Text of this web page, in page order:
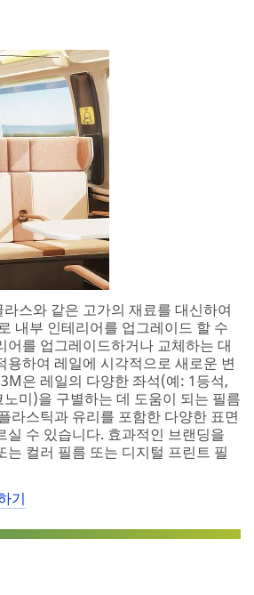
스와 같은 고가의 재료를 대신하여
내부 인테리어를 업그레이드 할 수
어를 업그레이드하거나 교체하는 대
용하여 레일에 시각적으로 새로운 변
은 레일의 다양한 좌석(예: 1등석,
미)을 구별하는 데 도움이 되는 필름
라스틱과 유리를 포함한 다양한 표면
실 수 있습니다. 효과적인 브랜딩을
는 컬러 필름 또는 디지털 프린트 필
기